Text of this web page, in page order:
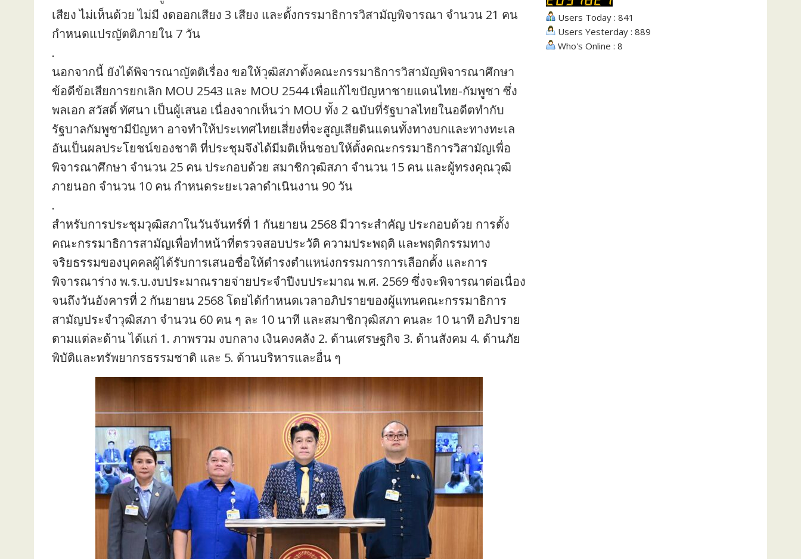
เสียง ไม่เห็นด้วย ไม่มี งดออกเสียง 3 เสียง และตั้งกรรมาธิการวิสามัญพิจารณา จำนวน 21 คน
กำหนดแปรญัตติภายใน 7 วัน
.
นอกจากนี้ ยังได้พิจารณาญัตติเรื่อง ขอให้วุฒิสภาตั้งคณะกรรมาธิการวิสามัญพิจารณาศึกษา
ข้อดีข้อเสียการยกเลิก MOU 2543 และ MOU 2544 เพื่อแก้ไขปัญหาชายแดนไทย-กัมพูชา ซึ่ง
พลเอก สวัสดิ์ ทัศนา เป็นผู้เสนอ เนื่องจากเห็นว่า MOU ทั้ง 2 ฉบับที่รัฐบาลไทยในอดีตทำกับ
รัฐบาลกัมพูชามีปัญหา อาจทำให้ประเทศไทยเสี่ยงที่จะสูญเสียดินแดนทั้งทางบกและทางทะเล
อันเป็นผลประโยชน์ของชาติ ที่ประชุมจึงได้มีมติเห็นชอบให้ตั้งคณะกรรมาธิการวิสามัญเพื่อ
พิจารณาศึกษา จำนวน 25 คน ประกอบด้วย สมาชิกวุฒิสภา จำนวน 15 คน และผู้ทรงคุณวุฒิ
ภายนอก จำนวน 10 คน กำหนดระยะเวลาดำเนินงาน 90 วัน
.
สำหรับการประชุมวุฒิสภาในวันจันทร์ที่ 1 กันยายน 2568 มีวาระสำคัญ ประกอบด้วย การตั้ง
คณะกรรมาธิการสามัญเพื่อทำหน้าที่ตรวจสอบประวัติ ความประพฤติ และพฤติกรรมทาง
จริยธรรมของบุคคลผู้ได้รับการเสนอชื่อให้ดำรงตำแหน่งกรรมการการเลือกตั้ง และการ
พิจารณาร่าง พ.ร.บ.งบประมาณรายจ่ายประจำปีงบประมาณ พ.ศ. 2569 ซึ่งจะพิจารณาต่อเนื่อง
จนถึงวันอังคารที่ 2 กันยายน 2568 โดยได้กำหนดเวลาอภิปรายของผู้แทนคณะกรรมาธิการ
สามัญประจำวุฒิสภา จำนวน 60 คน ๆ ละ 10 นาที และสมาชิกวุฒิสภา คนละ 10 นาที อภิปราย
ตามแต่ละด้าน ได้แก่ 1. ภาพรวม งบกลาง เงินคงคลัง 2. ด้านเศรษฐกิจ 3. ด้านสังคม 4. ด้านภัย
พิบัติและทรัพยากรธรรมชาติ และ 5. ด้านบริหารและอื่น ๆ
Users Today : 841
Users Yesterday : 889
Who's Online : 8